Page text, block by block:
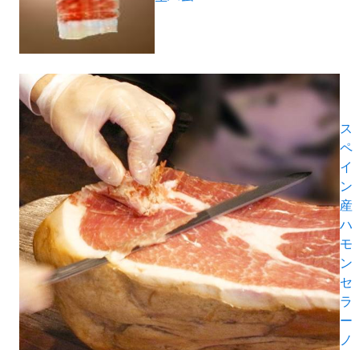
ス
ペ
イ
ン
産
ハ
モ
ン
セ
ラ
ー
ノ